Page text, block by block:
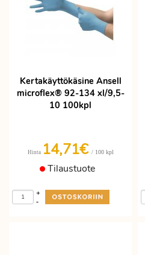
Kertakäyttökäsine Ansell
microflex® 92-134 xl/9,5-
10 100kpl
Hinta 14,71€ / 100 kpl
Tilaustuote
-
+